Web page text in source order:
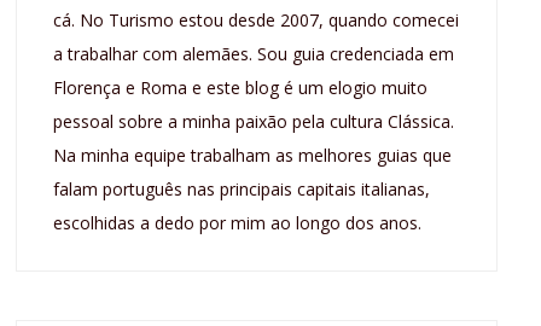
cá. No Turismo estou desde 2007, quando comecei
a trabalhar com alemães. Sou guia credenciada em
Florença e Roma e este blog é um elogio muito
pessoal sobre a minha paixão pela cultura Clássica.
Na minha equipe trabalham as melhores guias que
falam português nas principais capitais italianas,
escolhidas a dedo por mim ao longo dos anos.